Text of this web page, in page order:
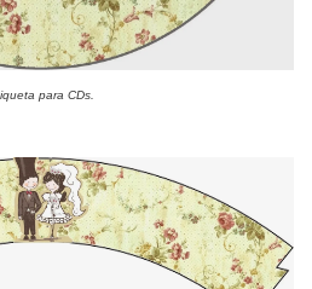
para CDs.